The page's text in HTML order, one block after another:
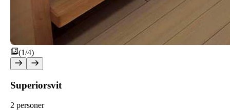
(1/4)
Superiorsvit
2 personer